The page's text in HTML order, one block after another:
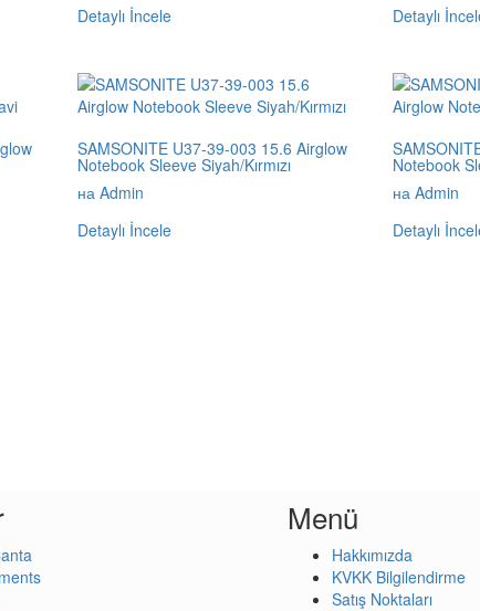
Detaylı İncele
Detaylı
SAMSONITE U37-39-003 15.6 Airglow
Notebook Sleeve Siyah/Kırmızı
на Admin
Detaylı İncele
Notebook
на Admin
Detaylı
Menü
Hakkımızda
KVKK Bilgilendirme
Satış Noktaları